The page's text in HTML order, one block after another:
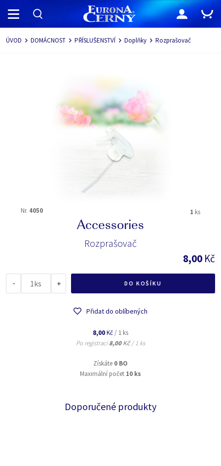
Navigace
ÚVOD DOMÁCNOST PŘÍSLUŠENSTVÍ Doplňky Rozprašovač
Nr. 4050 1 ks
Accessories
Rozprašovač
8,00 Kč
- ks + DO KOŠÍKU
Přidat do oblíbených
8,00Kč / 1 ks
Po registraci8,00Kč / 1 ks
Získáte 0 BO
Maximální počet 10 ks
Doporučené produkty